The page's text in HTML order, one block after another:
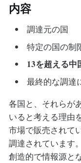
内容
調達元の国
特定の国の制
13を超える中
最終的な調達
各国と、それらが
いると考える理由
市場で販売されて
調達されています
創造的で情報源と